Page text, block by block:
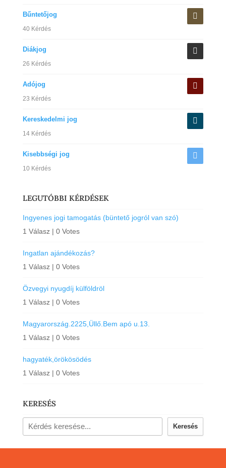
Bűntetőjog
40 Kérdés
Diákjog
26 Kérdés
Adójog
23 Kérdés
Kereskedelmi jog
14 Kérdés
Kisebbségi jog
10 Kérdés
LEGUTÓBBI KÉRDÉSEK
Ingyenes jogi tamogatás (büntető jogról van szó)
1 Válasz | 0 Votes
Ingatlan ajándékozás?
1 Válasz | 0 Votes
Özvegyi nyugdíj külföldröl
1 Válasz | 0 Votes
Magyarország.2225,Üllő.Bem apó u.13.
1 Válasz | 0 Votes
hagyaték,örökösödés
1 Válasz | 0 Votes
KERESÉS
Keresés